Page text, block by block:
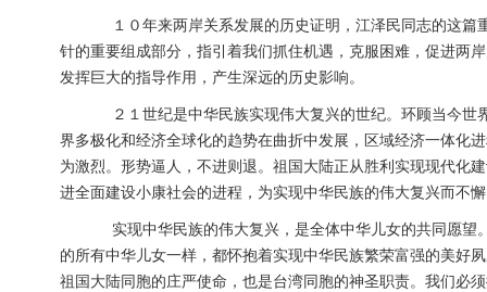
１０年来两岸关系发展的历史证明，江泽民同志的这篇
针的重要组成部分，指引着我们抓住机遇，克服困难，促进两
发挥巨大的指导作用，产生深远的历史影响。
２１世纪是中华民族实现伟大复兴的世纪。环顾当今世
界多极化和经济全球化的趋势在曲折中发展，区域经济一体化
为激烈。形势逼人，不进则退。祖国大陆正从胜利实现现代化
进全面建设小康社会的进程，为实现中华民族的伟大复兴而不
实现中华民族的伟大复兴，是全体中华儿女的共同愿望
的所有中华儿女一样，都怀抱着实现中华民族繁荣富强的美好
祖国大陆同胞的庄严使命，也是台湾同胞的神圣职责。我们必